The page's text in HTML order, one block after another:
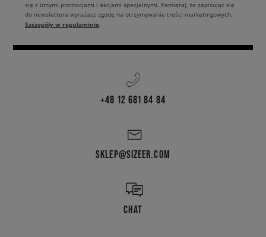
się z innymi promocjami i akcjami specjalnymi. Pamiętaj, że zapisując się
do newslettera wyrażasz zgodę na otrzymywanie treści marketingowych.
Szczegóły w regulaminie.
+48 12 681 84 84
SKLEP@SIZEER.COM
CHAT